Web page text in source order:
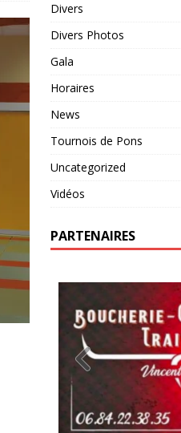
Divers
Divers Photos
Gala
Horaires
News
Tournois de Pons
Uncategorized
Vidéos
PARTENAIRES